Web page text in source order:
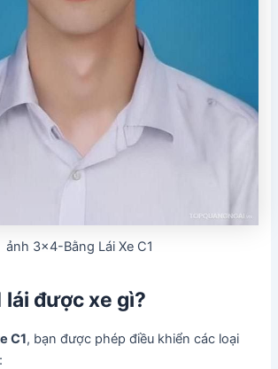
ảnh 3×4-Bằng Lái Xe C1
lái được xe gì?
C1, bạn được phép điều khiển các loại